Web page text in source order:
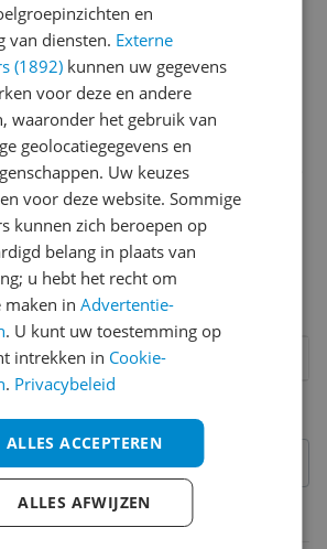
kenmerken
geschreven
bezit en wil je graag je mening
met het schrijven van je
van de details duurt het schrijven
tussen de 3 en 10 minuten.
je andere bezoekers een betere
maak je iedere maand kans op
de actievoorwaarden.
product?
7
6
5
4
Vraag 1 van 4
en
van diensten. Externe
(1892) kunnen uw gegevens
voor deze en andere
waaronder het gebruik van
geolocatiegegevens en
Uw keuzes
voor deze website. Sommige
kunnen zich beroepen op
belang in plaats van
u hebt het recht om
maken inAdvertentie-
. U kunt uw toestemming op
intrekken in Cookie-
. Privacybeleid
ALLES ACCEPTEREN
ALLES AFWIJZEN